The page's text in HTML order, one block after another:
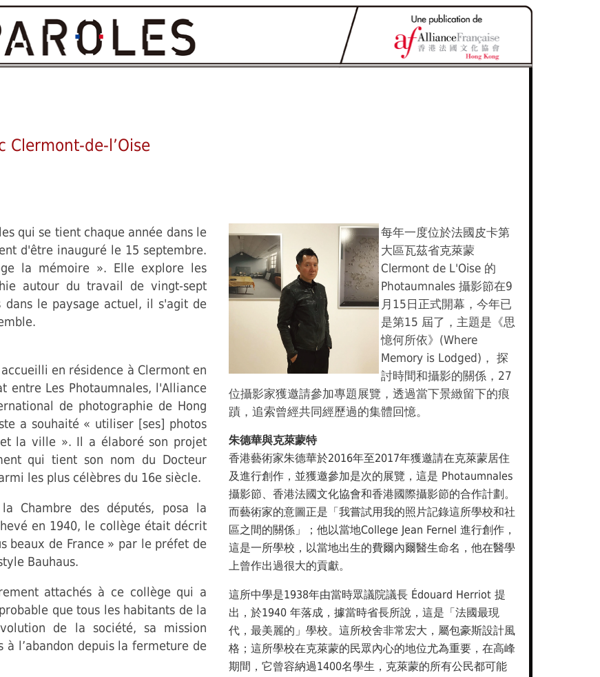
de-l’Oise
qui se tient chaque année dans le
d'être inauguré le 15 septembre.
la mémoire ». Elle explore les
autour du travail de vingt-sept
dans le paysage actuel, il s'agit de
en résidence à Clermont en
entre Les Photaumnales, l'Alliance
de photographie de Hong
a souhaité « utiliser [ses] photos
la ville ». Il a élaboré son projet
qui tient son nom du Docteur
les plus célèbres du 16e siècle.
Chambre des députés, posa la
en 1940, le collège était décrit
beaux de France » par le préfet de
Bauhaus.
attachés à ce collège qui a
que tous les habitants de la
de la société, sa mission
l’abandon depuis la fermeture de
每年一度位於法國皮卡第
大區瓦茲省克萊蒙
Clermont de L'Oise 的
Photaumnales 攝影節在9
月15日正式開幕，今年已
是第15 屆了，主題是《思
憶何所依》(Where
Memory is Lodged)， 探
討時間和攝影的關係，27
位攝影家獲邀請參加專題展覽，透過當下景緻留下的痕
蹟，追索曾經共同經歷過的集體回憶。
朱德華與克萊蒙特
香港藝術家朱德華於2016年至2017年獲邀請在克萊蒙居住
及進行創作，並獲邀參加是次的展覽，這是 Photaumnales
攝影節、香港法國文化協會和香港國際攝影節的合作計劃。
而藝術家的意圖正是「我嘗試用我的照片記錄這所學校和社
區之間的關係」；他以當地College Jean Fernel 進行創作，
這是一所學校，以當地出生的費爾內爾醫生命名，他在醫學
上曾作出過很大的貢獻。
這所中學是1938年由當時眾議院議長 Édouard Herriot 提
出，於1940 年落成，據當時省長所說，這是「法國最現
代，最美麗的」學校。這所校舍非常宏大，屬包豪斯設計風
格；這所學校在克萊蒙的民眾內心的地位尤為重要，在高峰
期間，它曾容納過1400名學生，克萊蒙的所有公民都可能